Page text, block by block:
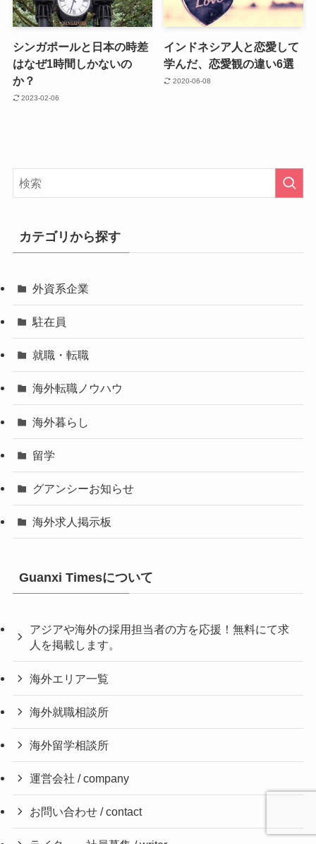
シンガポールと日本の時差
はなぜ1時間しかないの
か？
2023-02-06
インドネシア人と恋愛して
学んだ、恋愛観の違い6選
2020-06-08
カテゴリから探す
外資系企業
駐在員
就職・転職
海外転職ノウハウ
海外暮らし
留学
グアンシーお知らせ
海外求人掲示板
Guanxi Timesについて
アジアや海外の採用担当者の方を応援！無料にて求
人を掲載します。
海外エリア一覧
海外就職相談所
海外留学相談所
運営会社 / company
お問い合わせ / contact